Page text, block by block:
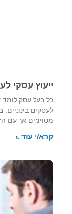
ייעוץ עסקי
כל בעל עסק לומד
לעסקים
מסוימים אך עם
קרא/י עוד »